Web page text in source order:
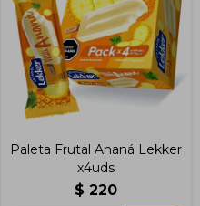
Paleta Frutal Ananá Lekker
x4uds
$ 220